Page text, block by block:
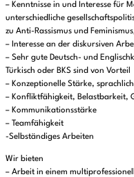
– Kenntnisse in und Interesse für
unterschiedliche
zu Anti-Rassismus und
– Interesse an der diskursiven
– Sehr gute Deutsch- und
Türkisch oder BKS sind von Vorteil
– Konzeptionelle Stärke,
– Konfliktfähigkeit, Belastbarkeit,
– Kommunikationsstärke
– Teamfähigkeit
-Selbständiges Arbeiten
Wir bieten
– Arbeit in einem